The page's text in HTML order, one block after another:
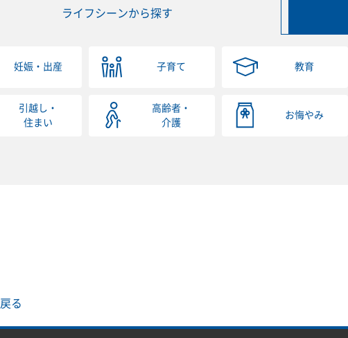
ライフシーンから探す
妊娠・出産 子育て 教育
引越し・
住まい
高齢者・
介護
お悔やみ
戻る